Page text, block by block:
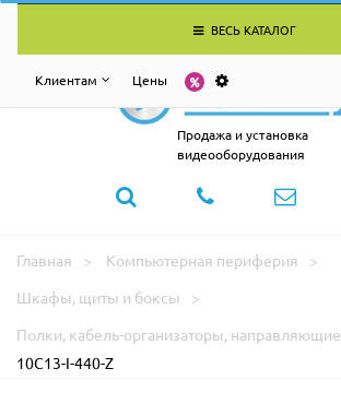
ВЕСЬ КАТАЛОГ
Клиентам Цены
Продажа и установка
видеооборудования
Главная
Компьютерная периферия
Шкафы, щиты и боксы
Полки, кабель-организаторы, направляющие
10C13-I-440-Z